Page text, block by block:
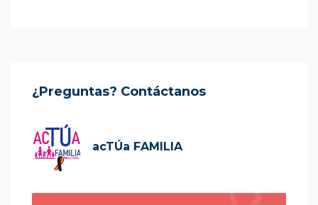
¿Preguntas? Contáctanos
acTÚa FAMILIA